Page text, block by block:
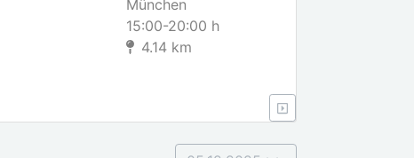
München
15:00-20:00 h
4.14 km